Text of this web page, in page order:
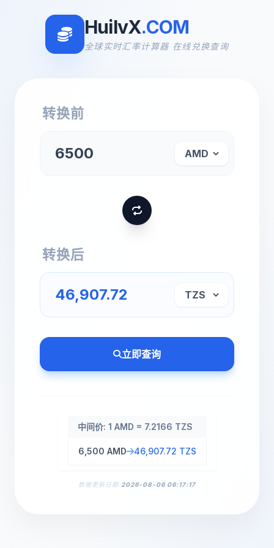
HuilvX.COM
全球实时汇率计算器 在线兑换查询
转换前
转换后
立即查询
中间价: 1 AMD = 7.2166 TZS
6,500 AMD 46,907.72 TZS
数据更新日期:2026-08-06 06:17:17